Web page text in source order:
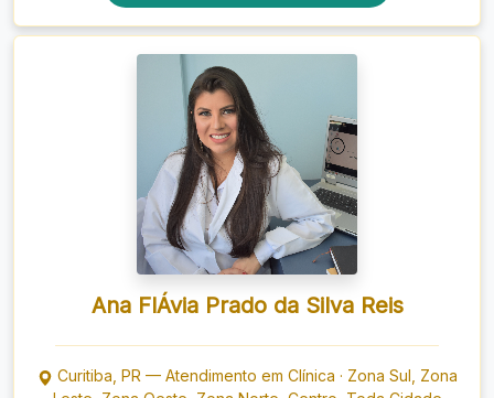
Ana FlÁvia Prado da Silva Reis
Curitiba PR — Atendimento em Clínica · Zona Sul, Zona